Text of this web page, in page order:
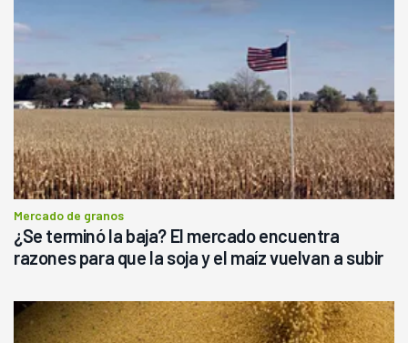
Mercado de granos
¿Se terminó la baja? El mercado encuentra
razones para que la soja y el maíz vuelvan a subir